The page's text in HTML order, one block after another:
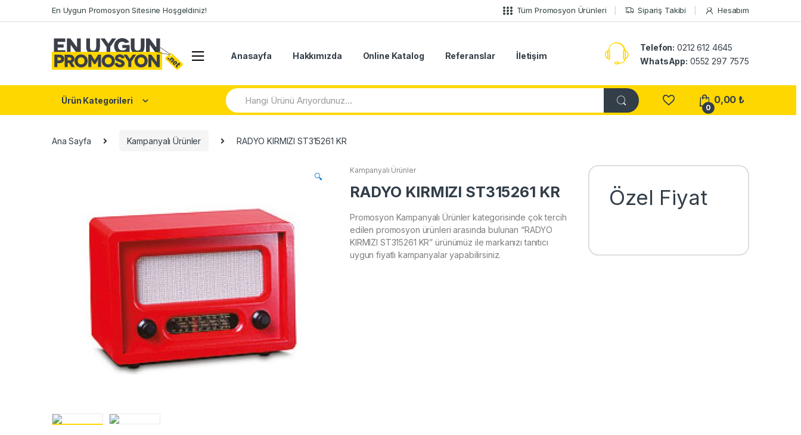
to
to
En Uygun Promosyon Sitesine Hoşgeldiniz! Tüm Promosyon Ürünleri Sipariş Takibi Hesabım
Anasayfa Hakkımızda Online Katalog Referanslar İletişim
Telefon: 0212 612 4645
WhatsApp: 0552 297 7575
Ürün Kategorileri
Arama:
0
0,00₺
Ana Sayfa Kampanyalı Ürünler RADYO KIRMIZI ST315261 KR
🔍
Kampanyalı Ürünler
RADYO KIRMIZI ST315261 KR
Promosyon Kampanyalı Ürünler kategorisinde çok tercih
edilen promosyon ürünleri arasında bulunan “RADYO
KIRMIZI ST315261 KR” ürünümüz ile markanızı tanıtıcı
uygun fiyatlı kampanyalar yapabilirsiniz.
Özel Fiyat